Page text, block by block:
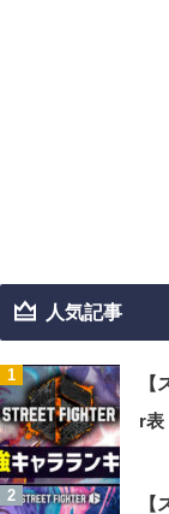
人気記事
r表